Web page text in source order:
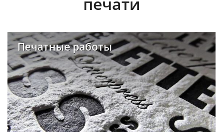
Печатные работы